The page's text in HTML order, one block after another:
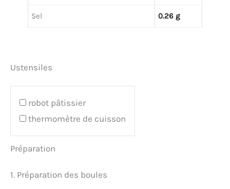
Sel 0.26 g
Ustensiles
robot pâtissier
thermomètre de cuisson
Préparation
1. Préparation des boules